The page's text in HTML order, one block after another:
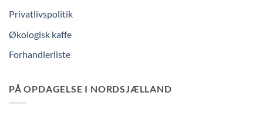
Privatlivspolitik
Økologisk kaffe
Forhandlerliste
PÅ OPDAGELSE I NORDSJÆLLAND